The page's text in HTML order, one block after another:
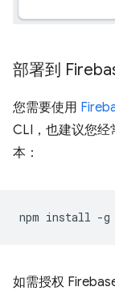
部署到
您需要使用
CLI，也建议您经
本：
npm install -g
如需授权